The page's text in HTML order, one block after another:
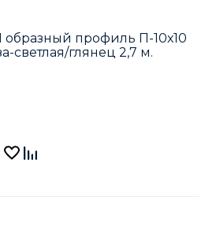
профиль П-10х10
светлая/глянец 2,7 м.